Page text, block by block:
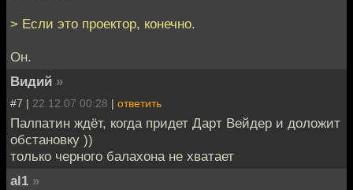
> Если это проектор, конечно.
Он.
Видий »
#7 | 22.12.07 00:28 | ответить
Палпатин ждёт, когда придет Дарт Вейдер и доложит
обстановку ))
только черного балахона не хватает
al1 »